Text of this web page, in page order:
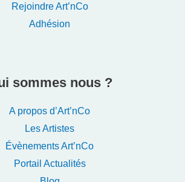
Rejoindre Art’nCo
Adhésion
sommes nous ?
A propos d’Art’nCo
Les Artistes
Évènements Art’nCo
Portail Actualités